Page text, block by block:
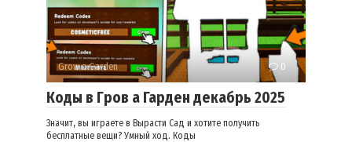
Grow a Garden 0
Коды в Гров а Гарден декабрь 2025
Значит, вы играете в Вырасти Сад и хотите получить
бесплатные вещи? Умный ход. Коды